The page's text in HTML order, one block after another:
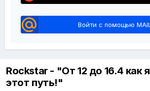
Войти с помощью
Rockstar - "От 12 до 16.4 как
этот путь!"